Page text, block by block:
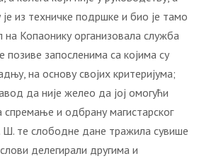
из техничке подршке и био је тамо
на Копаонику организовала служба
позиве запосленима са којима су
на основу својих критеријума;
да није желео да јој омогући
и одбрану магистарског
Ш. те слободне дане тражила сувише
делегирали другима и